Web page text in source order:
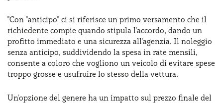
"Con "anticipo" ci si riferisce un primo versamento che il
richiedente compie quando stipula l'accordo, dando un
profitto immediato e una sicurezza all'agenzia. Il noleggio
senza anticipo, suddividendo la spesa in rate mensili,
consente a coloro che vogliono un veicolo di evitare spese
troppo grosse e usufruire lo stesso della vettura.
Un'opzione del genere ha un impatto sul prezzo finale del